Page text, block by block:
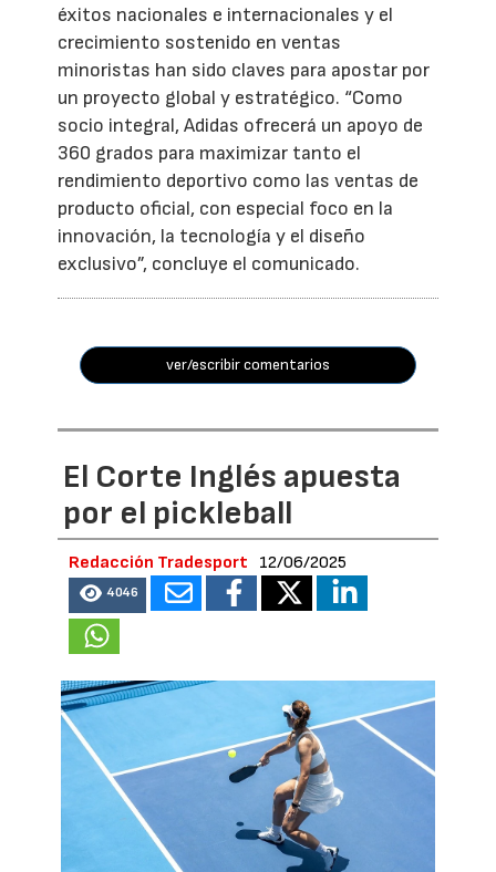
éxitos nacionales e internacionales y el
crecimiento sostenido en ventas
minoristas han sido claves para apostar por
un proyecto global y estratégico. “Como
socio integral, Adidas ofrecerá un apoyo de
360 grados para maximizar tanto el
rendimiento deportivo como las ventas de
producto oficial, con especial foco en la
innovación, la tecnología y el diseño
exclusivo”, concluye el comunicado.
ver/escribir comentarios
El Corte Inglés apuesta
por el pickleball
Redacción Tradesport 12/06/2025
4046